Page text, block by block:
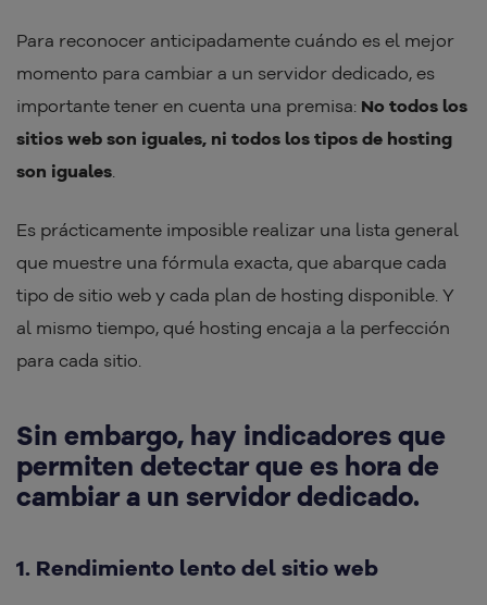
Para reconocer anticipadamente cuándo es el mejor
momento para cambiar a un servidor dedicado, es
importante tener en cuenta una premisa: No todos los
sitios web son iguales, ni todos los tipos de hosting
son iguales
Es prácticamente imposible realizar una lista general
que muestre una fórmula exacta, que abarque cada
tipo de sitio web y cada plan de hosting disponible. Y
al mismo tiempo, qué hosting encaja a la perfección
para cada sitio.
Sin embargo, hay indicadores que
permiten detectar que es hora de
cambiar a un servidor dedicado.
1. Rendimiento lento del sitio web